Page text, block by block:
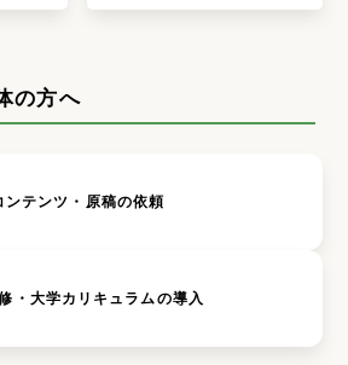
の方へ
ンテンツ・原稿の依頼
・大学カリキュラムの導入